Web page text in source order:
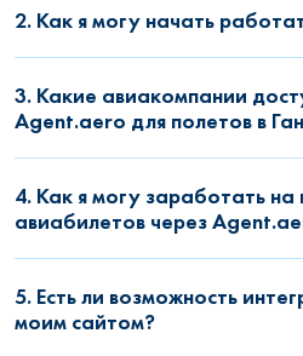
2. Как я могу начать
3. Какие авиакомпании
Agent.aero для полетов в
4. Как я могу заработать
авиабилетов через
5. Есть ли возможность
моим сайтом?